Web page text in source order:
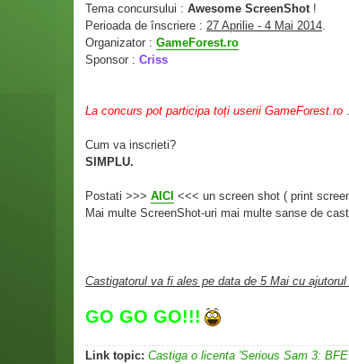
Tema concursului : Awesome ScreenShot !
Perioada de înscriere : 27 Aprilie - 4 Mai 2014
Organizator : GameForest.ro
Sponsor : Criss
La concurs pot participa toți userii GameForest.ro
Cum va inscrieti?
SIMPLU.
Postati >>> AICI <<< un screen shot ( print
Mai multe ScreenShot-uri mai multe sanse de
Castigatorul va fi ales pe data de 5 Mai cu ajutorul
GO GO GO!!!
Link topic: Castiga o licenta 'Serious Sam 3: